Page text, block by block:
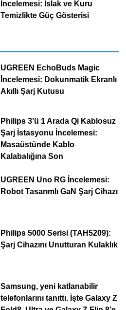
İncelemesi: Islak ve Kuru
Temizlikte Güç Gösterisi
UGREEN EchoBuds Magic
İncelemesi: Dokunmatik Ekranlı
Akıllı Şarj Kutusu
Philips 3’ü 1 Arada Qi Kablosuz
Şarj İstasyonu İncelemesi:
Masaüstünde Kablo
Kalabalığına Son
UGREEN Uno RG İncelemesi:
Robot Tasarımlı GaN Şarj Cihazı
Philips 5000 Serisi (TAH5209):
Şarj Cihazını Unutturan Kulaklık
Samsung, yeni katlanabilir
telefonlarını tanıttı. İşte Galaxy Z